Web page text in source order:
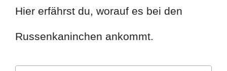
Hier erfährst du, worauf es bei den
Russenkaninchen ankommt.